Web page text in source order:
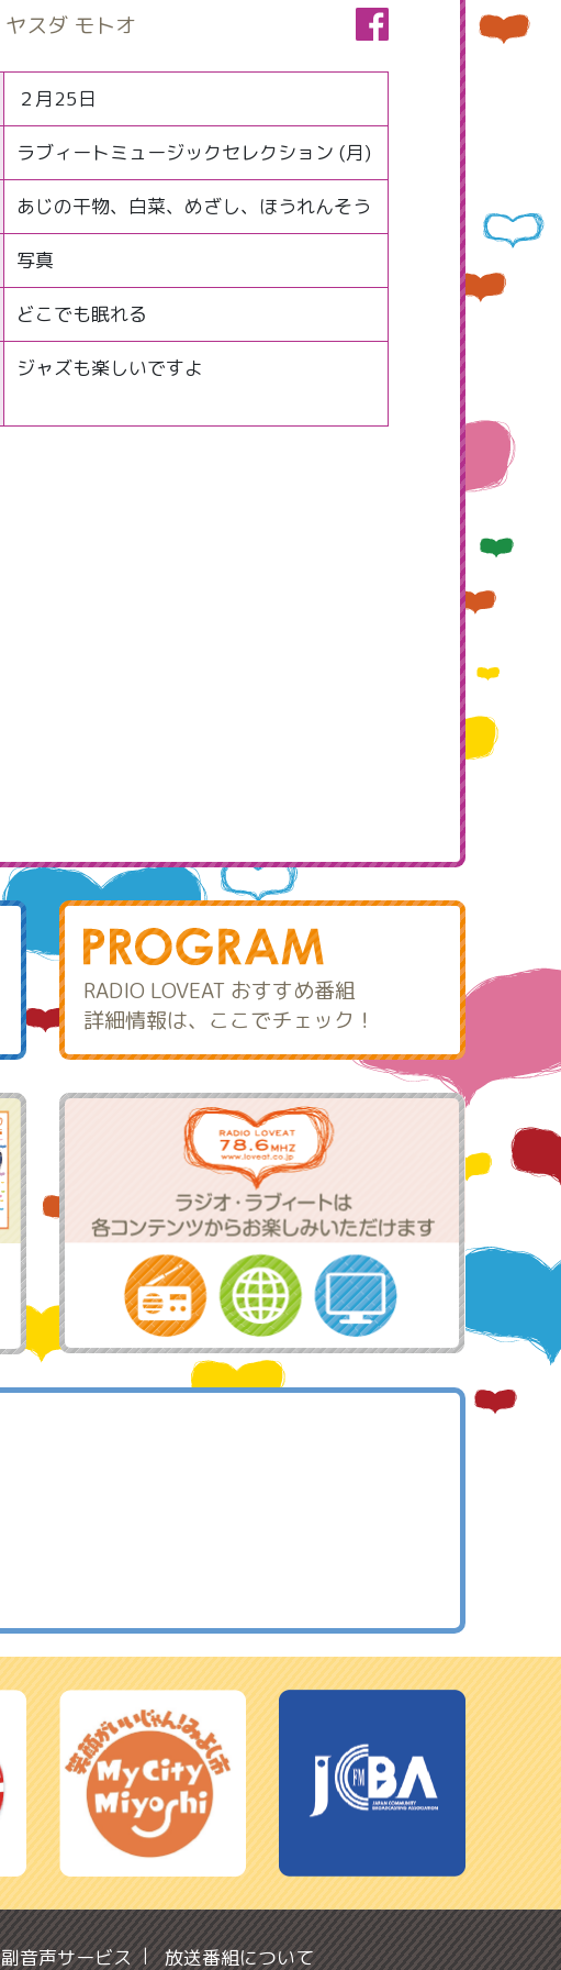
ヤスダ モトオ
２月25日
ラブィートミュージックセレクション (月)
あじの干物、白菜、めざし、ほうれんそう
写真
どこでも眠れる
ジャズも楽しいですよ
RADIO LOVEAT おすすめ番組
詳細情報は、ここでチェック！
副音声サービス 放送番組について